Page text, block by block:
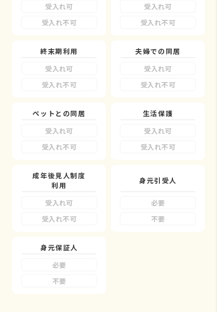
受入れ可
受入れ不可
受入れ可
受入れ不可
終末期利用
受入れ可
受入れ不可
夫婦での同居
受入れ可
受入れ不可
ペットとの同居
受入れ可
受入れ不可
生活保護
受入れ可
受入れ不可
成年後見人制度
利用
受入れ可
受入れ不可
身元引受人
必要
不要
身元保証人
必要
不要